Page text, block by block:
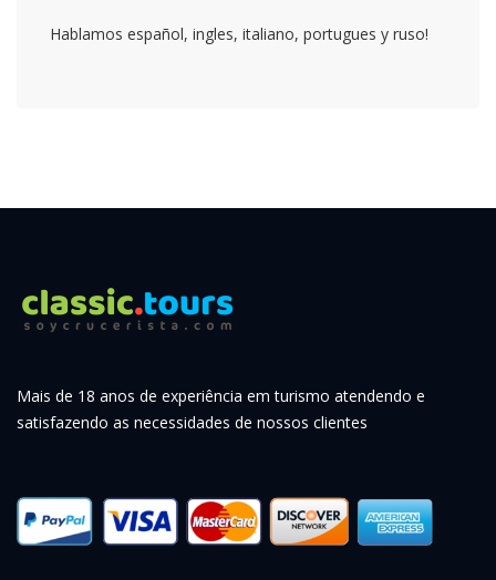
Hablamos español, ingles, italiano, portugues y ruso!
Mais de 18 anos de experiência em turismo atendendo e
satisfazendo as necessidades de nossos clientes